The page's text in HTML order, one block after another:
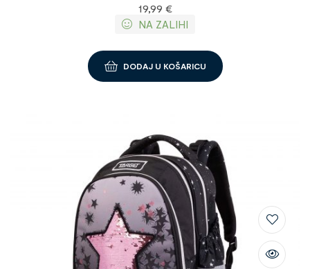
19,99 €
NA ZALIHI
DODAJ U KOŠARICU